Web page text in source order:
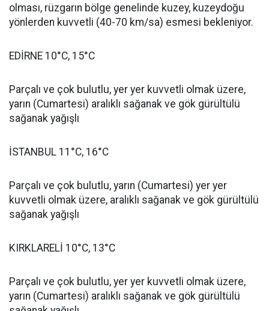
olması, rüzgarın bölge genelinde kuzey, kuzeydoğu
yönlerden kuvvetli (40-70 km/sa) esmesi bekleniyor.
EDİRNE 10°C, 15°C
Parçalı ve çok bulutlu, yer yer kuvvetli olmak üzere,
yarın (Cumartesi) aralıklı sağanak ve gök gürültülü
sağanak yağışlı
İSTANBUL 11°C, 16°C
Parçalı ve çok bulutlu, yarın (Cumartesi) yer yer
kuvvetli olmak üzere, aralıklı sağanak ve gök gürültülü
sağanak yağışlı
KIRKLARELİ 10°C, 13°C
Parçalı ve çok bulutlu, yer yer kuvvetli olmak üzere,
yarın (Cumartesi) aralıklı sağanak ve gök gürültülü